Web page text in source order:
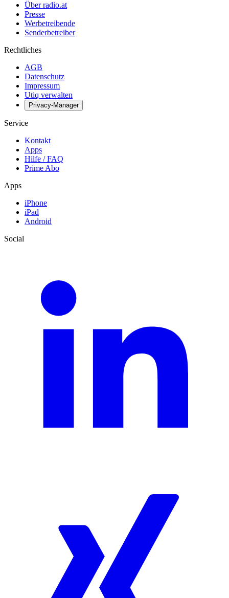
Über radio.at
Presse
Werbetreibende
Senderbetreiber
Rechtliches
AGB
Datenschutz
Impressum
Utiq verwalten
Privacy-Manager
Service
Kontakt
Apps
Hilfe / FAQ
Prime Abo
Apps
iPhone
iPad
Android
Social